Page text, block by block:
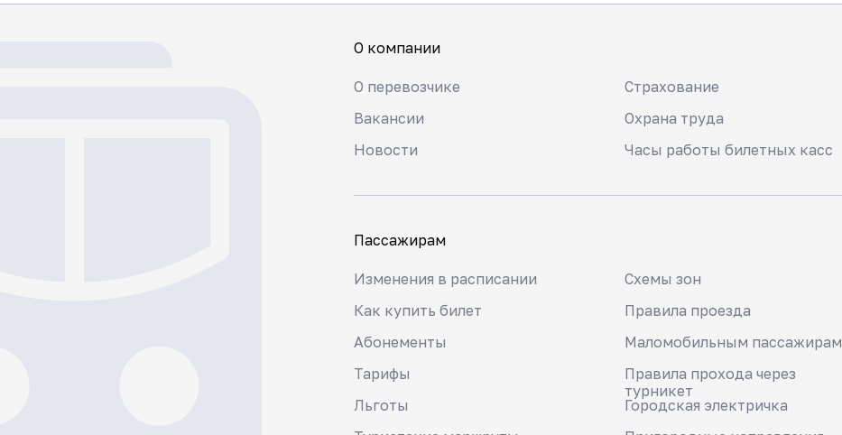
О компании
Пассажирам
Часы работы билетных касс
О перевозчике
Охрана труда
Вакансии
Новости
Как купить билет
Абонементы
Тарифы
Льготы
Изменения в расписании
Правила проезда
Городская электричка
Схемы зон
Маломобильным пассажирам
Страхование
Правила прохода через
турникет